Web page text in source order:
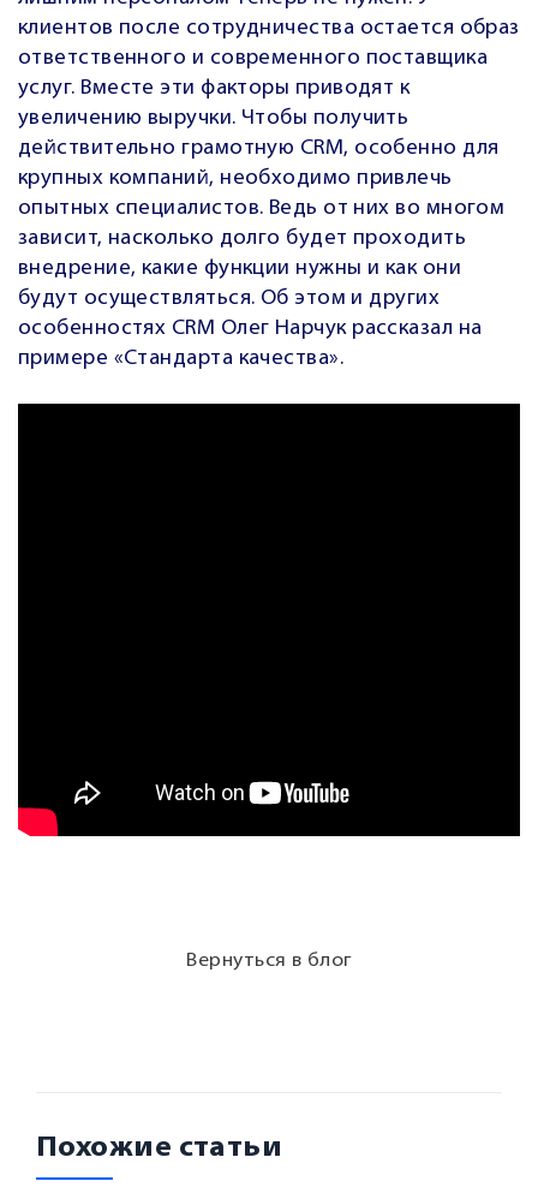
клиентов после сотрудничества остается образ
ответственного и современного поставщика
услуг. Вместе эти факторы приводят к
увеличению выручки. Чтобы получить
действительно грамотную CRM, особенно для
крупных компаний, необходимо привлечь
опытных специалистов. Ведь от них во многом
зависит, насколько долго будет проходить
внедрение, какие функции нужны и как они
будут осуществляться. Об этом и других
особенностях CRM Олег Нарчук рассказал на
примере «Стандарта качества».
Вернуться в блог
Похожие статьи